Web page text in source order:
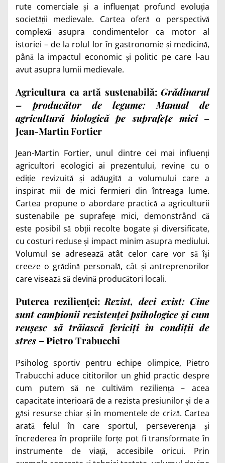
rute comerciale și a influențat profund evoluția
societății medievale. Cartea oferă o perspectivă
complexă asupra condimentelor ca motor al
istoriei – de la rolul lor în gastronomie și medicină,
până la impactul economic și politic pe care l-au
avut asupra lumii medievale.
Agricultura ca artă sustenabilă: Grădinarul
– producător de legume: Manual de
agricultură biologică pe suprafețe mici–
Jean-Martin Fortier
Jean-Martin Fortier, unul dintre cei mai influenți
agricultori ecologici ai prezentului, revine cu o
ediție revizuită și adăugită a volumului care a
inspirat mii de mici fermieri din întreaga lume.
Cartea propune o abordare practică a agriculturii
sustenabile pe suprafețe mici, demonstrând că
este posibil să obții recolte bogate și diversificate,
cu costuri reduse și impact minim asupra mediului.
Volumul se adresează atât celor care vor să își
creeze o grădină personală, cât și antreprenorilor
care visează să devină producători locali.
Puterea rezilienței: Rezist, deci exist: Cine
sunt campionii rezistenței psihologice și cum
reușesc să trăiască fericiți în condiții de
stres – Pietro Trabucchi
Psiholog sportiv pentru echipe olimpice, Pietro
Trabucchi aduce cititorilor un ghid practic despre
cum putem să ne cultivăm reziliența – acea
capacitate interioară de a rezista presiunilor și de a
găsi resurse chiar și în momentele de criză. Cartea
arată felul în care sportul, perseverența și
încrederea în propriile forțe pot fi transformate în
instrumente de viață, accesibile oricui. Prin